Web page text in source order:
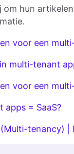
om hun
voor een
multi-tenant
voor een
apps = SaaS?
tenancy) |